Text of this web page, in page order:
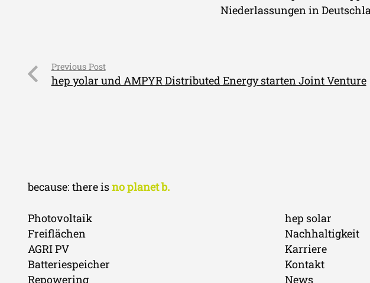
Niederlassungen in
Previous Post
hep yolar und AMPYR Distributed Energy starten Joint Venture
because: there isno planet b.
Photovoltaik
Freiflächen
AGRI PV
Batteriespeicher
Repowering
hep solar
Nachhaltigkeit
Karriere
Kontakt
News